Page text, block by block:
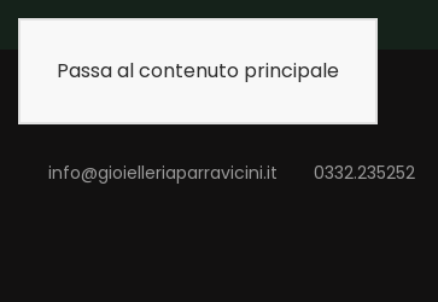
Passa al contenuto principale
info@gioielleriaparravicini.it 0332.235252